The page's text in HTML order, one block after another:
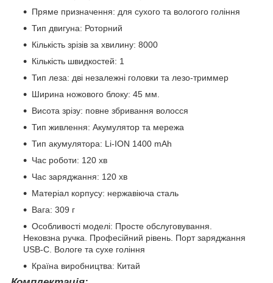
Пряме призначення: для сухого та вологого гоління
Тип двигуна: Роторний
Кількість зрізів за хвилину: 8000
Кількість швидкостей: 1
Тип леза: дві незалежні головки та лезо-триммер
Ширина ножового блоку: 45 мм.
Висота зрізу: повне збривання волосся
Тип живлення: Акумулятор та мережа
Тип акумулятора: Li-ION 1400 mAh
Час роботи: 120 хв
Час заряджання: 120 хв
Матеріал корпусу: нержавіюча сталь
Вага: 309 г
Особливості моделі: Просте обслуговування.
Нековзна ручка. Професійний рівень. Порт заряджання
USB-C. Вологе та сухе гоління
Країна виробництва: Китай